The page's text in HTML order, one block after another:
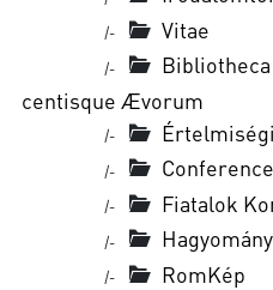
|- Vitae
|-
cen­tis­que Ævo­rum
|-
|-
|- Fi­a­ta­lok
|-
|- RomKép